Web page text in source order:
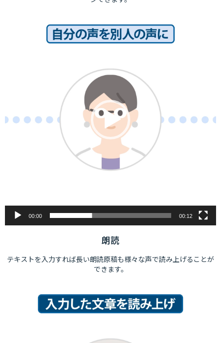
画
プ
ヤ
ー
00:00 00:12
朗読
テキストを入力すれば長い朗読原稿も様々な声で読み上げることが
できます。
画
プ
ヤ